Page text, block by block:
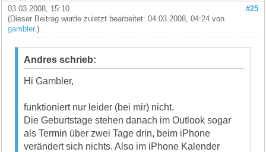
#25
03.03.2008, 15:10
(Dieser Beitrag wurde zuletzt bearbeitet: 04.03.2008, 04:24 von
gambler.)
Andres schrieb:
Hi Gambler,
funktioniert nur leider (bei mir) nicht.
Die Geburtstage stehen danach im Outlook sogar
als Termin über zwei Tage drin, beim iPhone
verändert sich nichts. Also im iPhone Kalender